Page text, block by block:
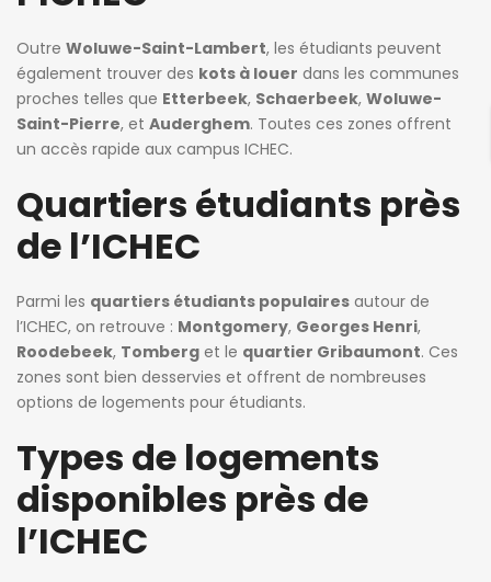
Outre Woluwe-Saint-Lambert, les étudiants peuvent
également trouver des kots à louer dans les communes
proches telles que Etterbeek, Schaerbeek, Woluwe-
Saint-Pierre, et Auderghem. Toutes ces zones offrent
un accès rapide aux campus ICHEC.
Quartiers étudiants près
de l’ICHEC
Parmi les quartiers étudiants populaires autour de
l’ICHEC, on retrouve : Montgomery, Georges Henri,
Roodebeek, Tomberg et le quartier Gribaumont. Ces
zones sont bien desservies et offrent de nombreuses
options de logements pour étudiants.
Types de logements
disponibles près de
l’ICHEC